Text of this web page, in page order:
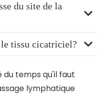
du site de la
tissu cicatriciel?
du temps qu'il faut
lymphatique